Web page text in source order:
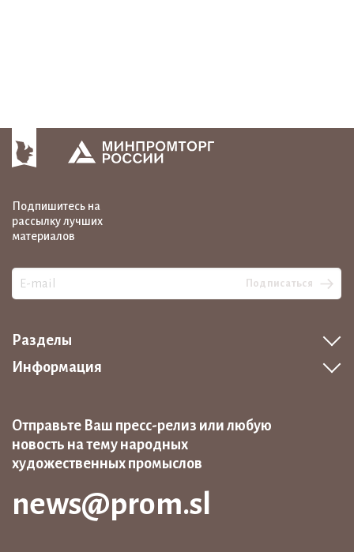
Подпишитесь на
рассылку лучших
материалов
Подписаться
Разделы
Информация
Отправьте Ваш пресс-релиз или любую
новость на тему народных
художественных промыслов
news@prom.sl